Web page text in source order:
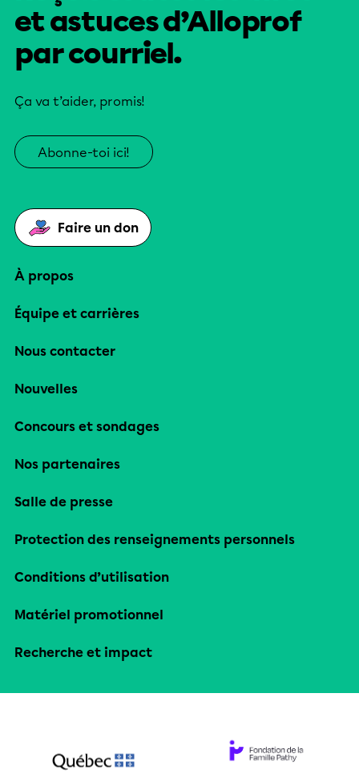
et astuces d’Alloprof
par courriel.
Ça va t’aider, promis!
Abonne-toi ici!
Faire un don
À propos
Équipe et carrières
Nous contacter
Nouvelles
Concours et sondages
Nos partenaires
Salle de presse
Protection des renseignements personnels
Conditions d’utilisation
Matériel promotionnel
Recherche et impact